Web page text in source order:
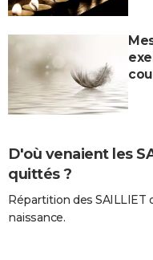
D'où venaient les
quittés ?
Répartition des
naissance.